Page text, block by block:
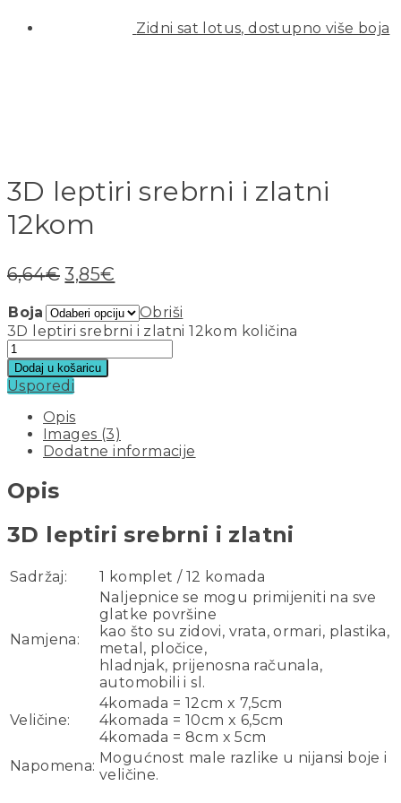
Zidni sat lotus, dostupno više boja
3D leptiri srebrni i zlatni
12kom
6,64€ 3,85€
Boja
Obriši
3D leptiri srebrni i zlatni 12kom količina
Dodaj u košaricu
Usporedi
Opis
Images (3)
Dodatne informacije
Opis
3D leptiri srebrni i zlatni
Sadržaj: 1 komplet / 12 komada
Namjena:
Naljepnice se mogu primijeniti na sve
glatke površine
kao što su zidovi, vrata, ormari, plastika,
metal, pločice,
hladnjak, prijenosna računala,
automobili i sl.
Veličine:
4komada = 12cm x 7,5cm
4komada = 10cm x 6,5cm
4komada = 8cm x 5cm
Napomena: Mogućnost male razlike u nijansi boje i
veličine.